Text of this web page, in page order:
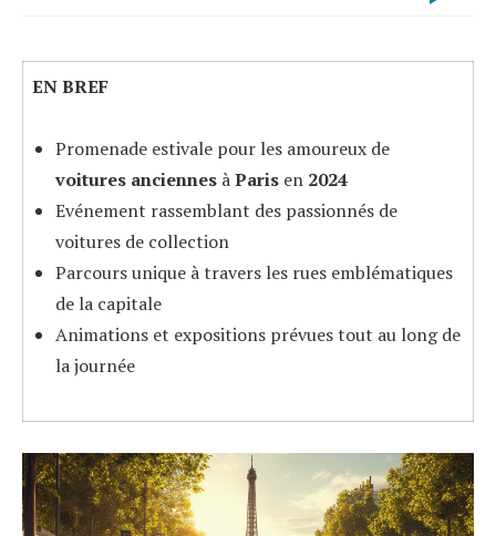
EN BREF
Promenade estivale pour les amoureux de
voitures anciennesàParisen 2024
Evénement rassemblant des passionnés de
voitures de collection
Parcours unique à travers les rues emblématiques
de la capitale
Animations et expositions prévues tout au long de
la journée